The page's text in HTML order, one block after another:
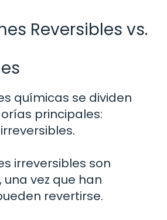
Reversibles vs.
químicas se dividen
principales:
irreversibles son
vez que han
revertirse.